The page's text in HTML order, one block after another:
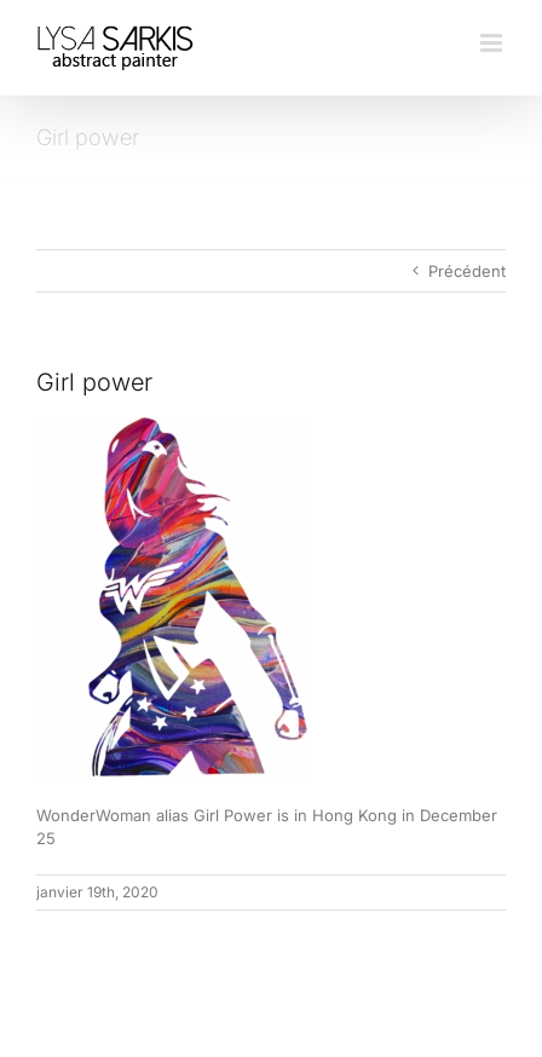
contenu
Girl power
Précédent
Girl power
WonderWoman alias Girl Power is in Hong Kong in December
25
janvier 19th, 2020